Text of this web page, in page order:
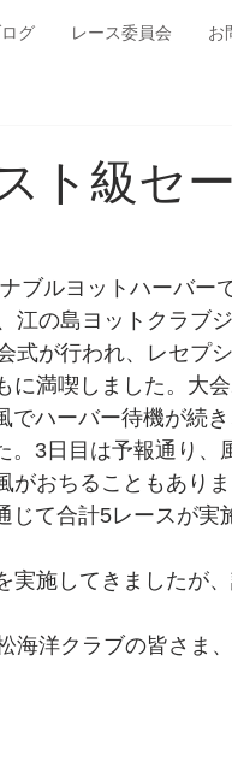
グ レース委員会 お
ト級セ
ブルヨットハーバー
江の島ヨットクラブ
式が行われ、レセプ
に満喫しました。大
でハーバー待機が続
。3日目は予報通り、
がおちることもあり
じて合計5レースが実
実施してきましたが
海洋クラブの皆さま